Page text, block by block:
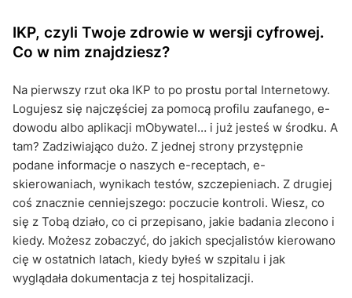
IKP, czyli Twoje zdrowie w wersji cyfrowej.
Co w nim znajdziesz?
Na pierwszy rzut oka IKP to po prostu portal Internetowy.
Logujesz się najczęściej za pomocą profilu zaufanego, e-
dowodu albo aplikacji mObywatel… i już jesteś w środku. A
tam? Zadziwiająco dużo. Z jednej strony przystępnie
podane informacje o naszych e-receptach, e-
skierowaniach, wynikach testów, szczepieniach. Z drugiej
coś znacznie cenniejszego: poczucie kontroli. Wiesz, co
się z Tobą działo, co ci przepisano, jakie badania zlecono i
kiedy. Możesz zobaczyć, do jakich specjalistów kierowano
cię w ostatnich latach, kiedy byłeś w szpitalu i jak
wyglądała dokumentacja z tej hospitalizacji.